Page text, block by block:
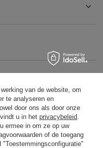
van de website, om
te analyseren en
door ons als door onze
u in het privacybeleid.
ermee in om ze op uw
of de toegang